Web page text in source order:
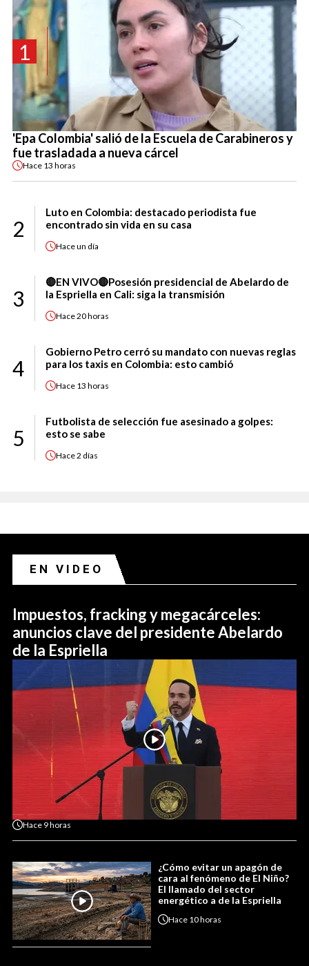
1
'Epa Colombia' salió de la Escuela de Carabineros y
fue trasladada a nueva cárcel
Hace 13 horas
2
Luto en Colombia: destacado periodista fue
encontrado sin vida en su casa
Haceun día
3
🔴EN VIVO🔴Posesión presidencial de Abelardo de
la Espriella en Cali: siga la transmisión
Hace20 horas
4
Gobierno Petro cerró su mandato con nuevas reglas
para los taxis en Colombia: esto cambió
Hace 13 horas
5
Futbolista de selección fue asesinado a golpes:
esto se sabe
Hace2 días
EN VIDEO
Impuestos, fracking y megacárceles:
anuncios clave del presidente Abelardo
de la Espriella
Hace 9 horas
¿Cómo evitar un apagón de
cara al fenómeno de El Niño?
El llamado del sector
energético a de la Espriella
Hace 10 horas